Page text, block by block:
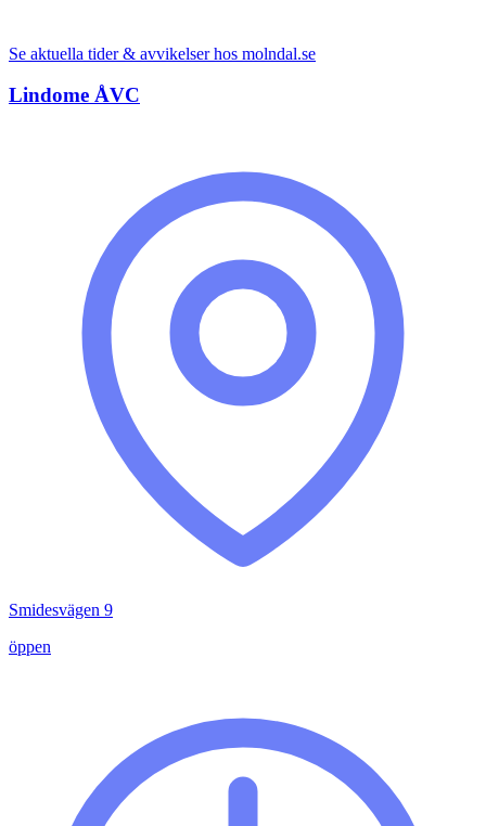
Se aktuella tider & avvikelser hos molndal.se
Lindome ÅVC
Smidesvägen 9
öppen